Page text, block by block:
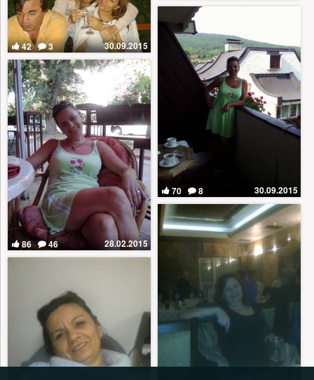
42 3 30.09.2015
70 8 30.09.2015
86 46 28.02.2015